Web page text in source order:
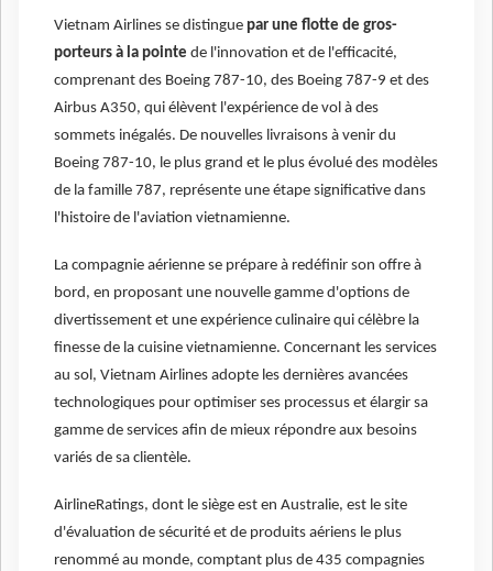
Vietnam Airlines se distingue par une flotte de gros-
porteurs à la pointe de l'innovation et de l'efficacité,
comprenant des Boeing 787-10, des Boeing 787-9 et des
Airbus A350, qui élèvent l'expérience de vol à des
sommets inégalés. De nouvelles livraisons à venir du
Boeing 787-10, le plus grand et le plus évolué des modèles
de la famille 787, représente une étape significative dans
l'histoire de l'aviation vietnamienne.
La compagnie aérienne se prépare à redéfinir son offre à
bord, en proposant une nouvelle gamme d'options de
divertissement et une expérience culinaire qui célèbre la
finesse de la cuisine vietnamienne. Concernant les services
au sol, Vietnam Airlines adopte les dernières avancées
technologiques pour optimiser ses processus et élargir sa
gamme de services afin de mieux répondre aux besoins
variés de sa clientèle.
AirlineRatings, dont le siège est en Australie, est le site
d'évaluation de sécurité et de produits aériens le plus
renommé au monde, comptant plus de 435 compagnies